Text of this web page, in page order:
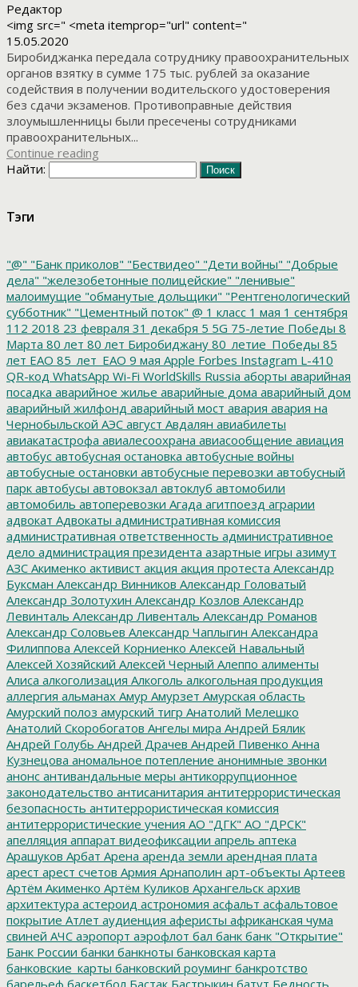
Редактор
<img src=" <meta itemprop="url" content="
15.05.2020
Биробиджанка передала сотруднику правоохранительных
органов взятку в сумме 175 тыс. рублей за оказание
содействия в получении водительского удостоверения
без сдачи экзаменов. Противоправные действия
злоумышленницы были пресечены сотрудниками
правоохранительных...
Continue reading
Найти:
Тэги
"@" "Банк приколов" "Бествидео" "Дети войны" "Добрые
дела" "железобетонные полицейские" "ленивые"
малоимущие "обманутые дольщики" "Рентгенологический
субботник" "Цементный поток" @ 1 класс 1 мая 1 сентября
112 2018 23 февраля 31 декабря 5 5G 75-летие Победы 8
Марта 80 лет 80 лет Биробиджану 80_летие_Победы 85
лет ЕАО 85_лет_ЕАО 9 мая Apple Forbes Instagram L-410
QR-код WhatsApp Wi-Fi WorldSkills Russia аборты аварийная
посадка аварийное жилье аварийные дома аварийный дом
аварийный жилфонд аварийный мост авария авария на
Чернобыльской АЭС август Авдалян авиабилеты
авиакатастрофа авиалесоохрана авиасообщение авиация
автобус автобусная остановка автобусные войны
автобусные остановки автобусные перевозки автобусный
парк автобусы автовокзал автоклуб автомобили
автомобиль автоперевозки Агада агитпоезд аграрии
адвокат Адвокаты административная комиссия
административная ответственность административное
дело администрация президента азартные игры азимут
АЗС Акименко активист акция акция протеста Александр
Буксман Александр Винников Александр Головатый
Александр Золотухин Александр Козлов Александр
Левинталь Александр Ливенталь Александр Романов
Александр Соловьев Александр Чаплыгин Александра
Филиппова Алексей Корниенко Алексей Навальный
Алексей Хозяйский Алексей Черный Алеппо алименты
Алиса алкоголизация Алкоголь алкогольная продукция
аллергия альманах Амур Амурзет Амурская область
Амурский полоз амурский тигр Анатолий Мелешко
Анатолий Скоробогатов Ангелы мира Андрей Бялик
Андрей Голубь Андрей Драчев Андрей Пивенко Анна
Кузнецова аномальное потепление анонимные звонки
анонс антивандальные меры антикоррупционное
законодательство антисанитария антитеррористическая
безопасность антитеррористическая комиссия
антитеррористические учения АО "ДГК" АО "ДРСК"
апелляция аппарат видеофиксации апрель аптека
Арашуков Арбат Арена аренда земли арендная плата
арест арест счетов Армия Арнаполин арт-объекты Артеев
Артём Акименко Артём Куликов Архангельск архив
архитектура астероид астрономия асфальт асфальтовое
покрытие Атлет аудиенция аферисты африканская чума
свиней АЧС аэропорт аэрофлот бал банк банк "Открытие"
Банк России банки банкноты банковская карта
банковские_карты банковский роуминг банкротство
барельеф баскетбол Бастак Бастрыкин батут Бедность